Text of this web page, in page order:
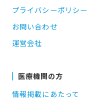
プライバシーポリシー
お問い合わせ
運営会社
医療機関の方
情報掲載にあたって